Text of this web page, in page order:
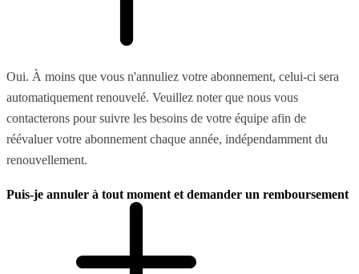
Oui. À moins que vous n'annuliez votre abonnement, celui-ci sera
automatiquement renouvelé. Veuillez noter que nous vous
contacterons pour suivre les besoins de votre équipe afin de
réévaluer votre abonnement chaque année, indépendamment du
renouvellement.
Puis-je annuler à tout moment et demander un remboursement